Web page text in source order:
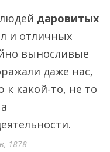
даровитых
и отличных
выносливые
даже нас,
к какой-то, не то
1878